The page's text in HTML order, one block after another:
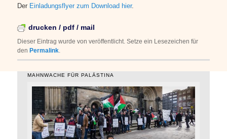
Der Einladungsflyer zum Download hier.
drucken / pdf / mail
Dieser Eintrag wurde vonveröffentlicht. Setze ein Lesezeichen für
denPermalink
MAHNWACHE FÜR PALÄSTINA